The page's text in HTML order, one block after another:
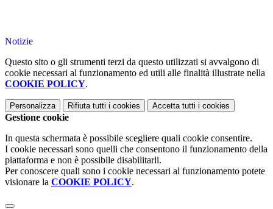
Notizie
Questo sito o gli strumenti terzi da questo utilizzati si avvalgono di
cookie necessari al funzionamento ed utili alle finalità illustrate nella
COOKIE POLICY.
Personalizza Rifiuta tutti i cookies Accetta tutti i cookies
Gestione cookie
In questa schermata è possibile scegliere quali cookie consentire.
I cookie necessari sono quelli che consentono il funzionamento della
piattaforma e non è possibile disabilitarli.
Per conoscere quali sono i cookie necessari al funzionamento potete
visionare la COOKIE POLICY.